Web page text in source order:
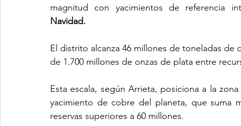
magnitud con yacimientos de referencia
Navidad.
El distrito alcanza 46 millones de toneladas
de 1.700 millones de onzas de plata entre
Esta escala, según Arrieta, posiciona a la
yacimiento de cobre del planeta, que suma
reservas superiores a 60 millones.